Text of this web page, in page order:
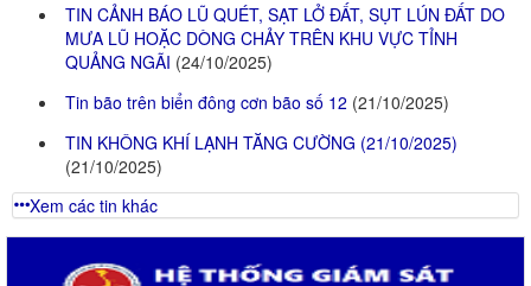
TIN CẢNH BÁO LŨ QUÉT, SẠT LỞ ĐẤT, SỤT LÚN ĐẤT DO
MƯA LŨ HOẶC DÒNG CHẢY TRÊN KHU VỰC TỈNH
QUẢNG NGÃI (24/10/2025)
Tin bão trên biển đông cơn bão số 12 (21/10/2025)
TIN KHÔNG KHÍ LẠNH TĂNG CƯỜNG (21/10/2025)
(21/10/2025)
Xem các tin khác